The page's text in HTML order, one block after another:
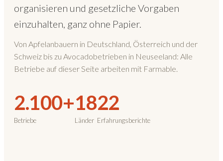
organisieren und gesetzliche Vorgaben
einzuhalten, ganz ohne Papier.
Von Apfelanbauern in Deutschland, Österreich und der
Schweiz bis zu Avocadobetrieben in Neuseeland: Alle
Betriebe auf dieser Seite arbeiten mit Farmable.
2.100+
Betriebe
18
Länder
22
Erfahrungsberichte